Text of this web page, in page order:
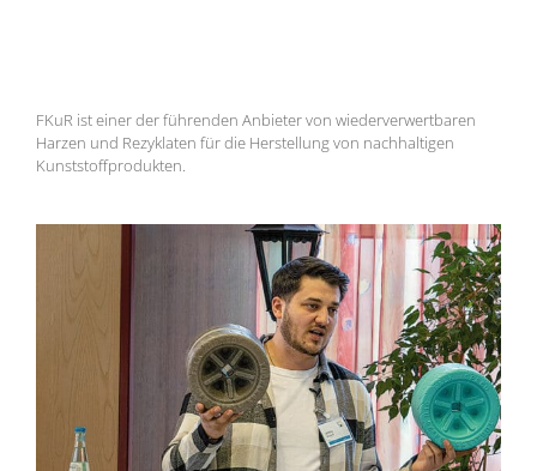
FKuR ist einer der führenden Anbieter von wiederverwertbaren
Harzen und Rezyklaten für die Herstellung von nachhaltigen
Kunststoffprodukten.